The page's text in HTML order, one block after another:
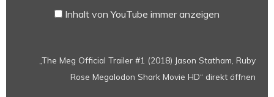
von
Inhalt von YouTube immer anzeigen
„The Meg Official Trailer #1 (2018) Jason Statham, Ruby
Rose Megalodon Shark Movie HD“ direkt öffnen